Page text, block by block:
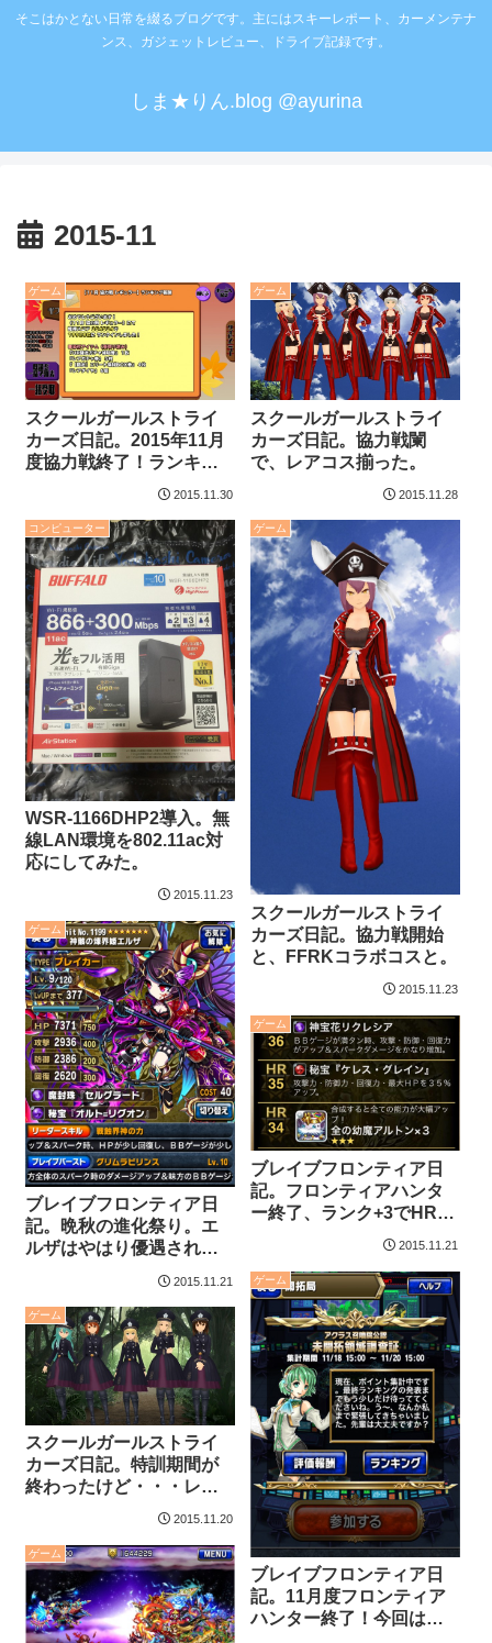
そこはかとない日常を綴るブログです。主にはスキーレポート、カーメンテナ
ンス、ガジェットレビュー、ドライブ記録です。
しま★りん.blog @ayurina
2015-11
ゲーム
スクールガールストライ
カーズ日記。2015年11月
度協力戦終了！ランキン
グちょっと上げすぎ
2015.11.30
ゲーム
スクールガールストライ
カーズ日記。協力戦闌
で、レアコス揃った。
2015.11.28
コンピューター
WSR-1166DHP2導入。無
線LAN環境を802.11ac対
応にしてみた。
2015.11.23
ゲーム
スクールガールストライ
カーズ日記。協力戦開始
と、FFRKコラボコスと。
2015.11.23
ゲーム
ブレイブフロンティア日
記。晩秋の進化祭り。エ
ルザはやはり優遇されて
2015.11.21
ゲーム
ブレイブフロンティア日
記。フロンティアハンタ
ー終了、ランク+3でHR36
2015.11.21
ゲーム
ブレイブフロンティア日
記。11月度フロンティア
ハンター終了！今回は追
ゲーム
スクールガールストライ
カーズ日記。特訓期間が
終わったけど・・・レア
コスまでも届かな
2015.11.20
ゲーム